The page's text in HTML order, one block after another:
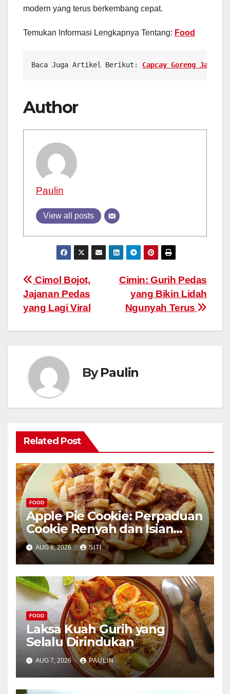
modern yang terus berkembang cepat.
Temukan Informasi Lengkapnya Tentang: Food
Baca Juga Artikel Berikut: Capcay Goreng Jadi
Author
Paulin
View all posts
Post
navigation
Cimin: Gurih Pedas
yang Bikin Lidah
Ngunyah Terus
Cimol Bojot,
Jajanan Pedas
yang Lagi Viral
ByPaulin
Related Post
FOOD
Apple Pie Cookie: Perpaduan
Cookie Renyah dan Isian
Apel
AUG 8, 2026 SITI
FOOD
Laksa Kuah Gurih yang
Selalu Dirindukan
AUG 7, 2026 PAULIN